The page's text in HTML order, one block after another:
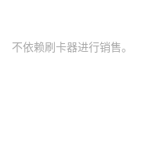
不依赖刷卡器进行销售。